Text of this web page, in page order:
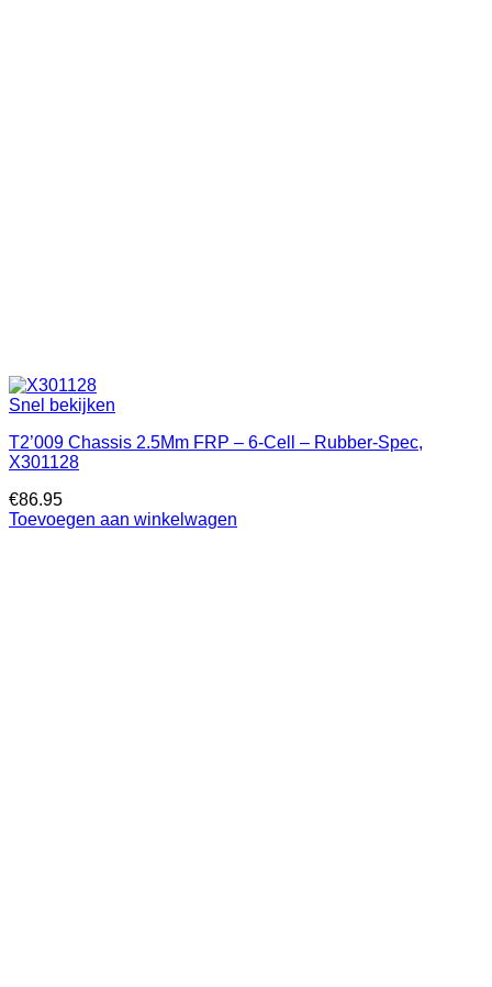
Snel bekijken
T2’009 Chassis 2.5Mm FRP – 6-Cell – Rubber-Spec,
X301128
€86.95
Toevoegen aan winkelwagen